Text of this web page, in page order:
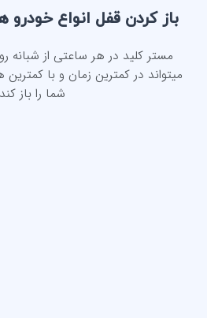
باز کردن قفل انواع خودرو
مستر کلید در هر ساعتی از
میتواند در کمترین زمان و با
شما را باز